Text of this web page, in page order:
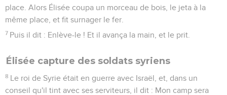
place. Alors Élisée coupa un morceau de bois, le jeta à la
même place, et fit surnager le fer.
7 Puis il dit : Enlève-le ! Et il avança la main, et le prit.
Élisée capture des soldats syriens
8 Le roi de Syrie était en guerre avec Israël, et, dans un
conseil qu'il tint avec ses serviteurs, il dit : Mon camp sera